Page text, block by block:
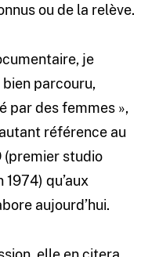
ou de la relève.
je
bien parcouru,
par des femmes »,
référence au
(premier studio
1974) qu’aux
aujourd’hui.